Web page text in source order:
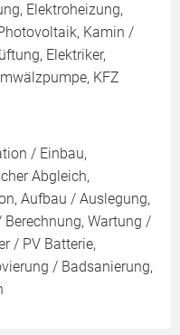
Elektroheizung,
Kamin /
Elektriker,
KFZ
/ Einbau,
Abgleich,
Aufbau / Auslegung,
Wartung /
/ PV Batterie,
/ Badsanierung,